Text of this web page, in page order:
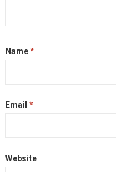
Name*
Email *
Website